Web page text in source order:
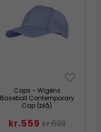
Caps - Wigéns
Baseball Contemporary
Cap (blå)
kr.559 kr.699